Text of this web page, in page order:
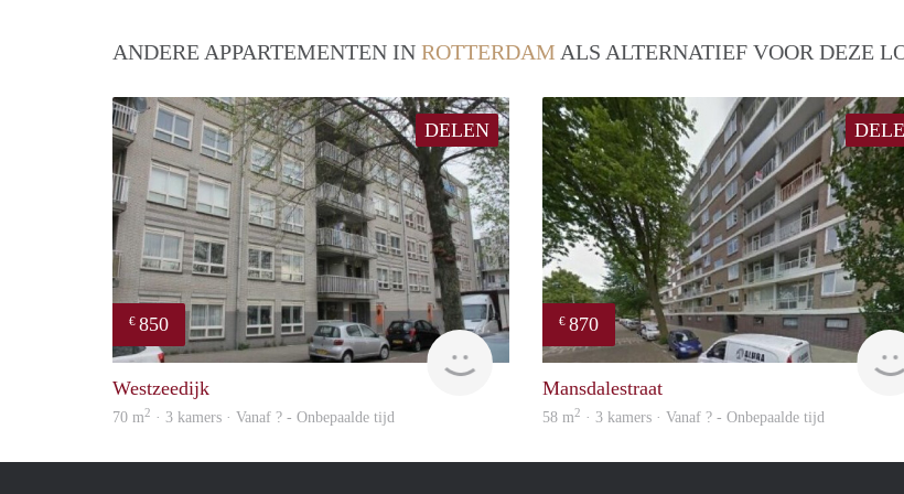
ANDERE APPARTEMENTEN IN ROTTERDAM ALS ALTERNATIEF VOOR DEZE
DELEN
€ 850
finder
Westzeedijk
70 m2 · 3 kamers · Vanaf ? - Onbepaalde tijd
€ 870
Mansdalestraat
58 m2 · 3 kamers · Vanaf ? - Onbepaalde tijd